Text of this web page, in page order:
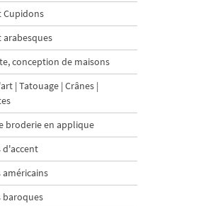
Cupidons
arabesques
conception de maisons
| Tatouage | Crânes |
broderie en applique
d'accent
américains
baroques